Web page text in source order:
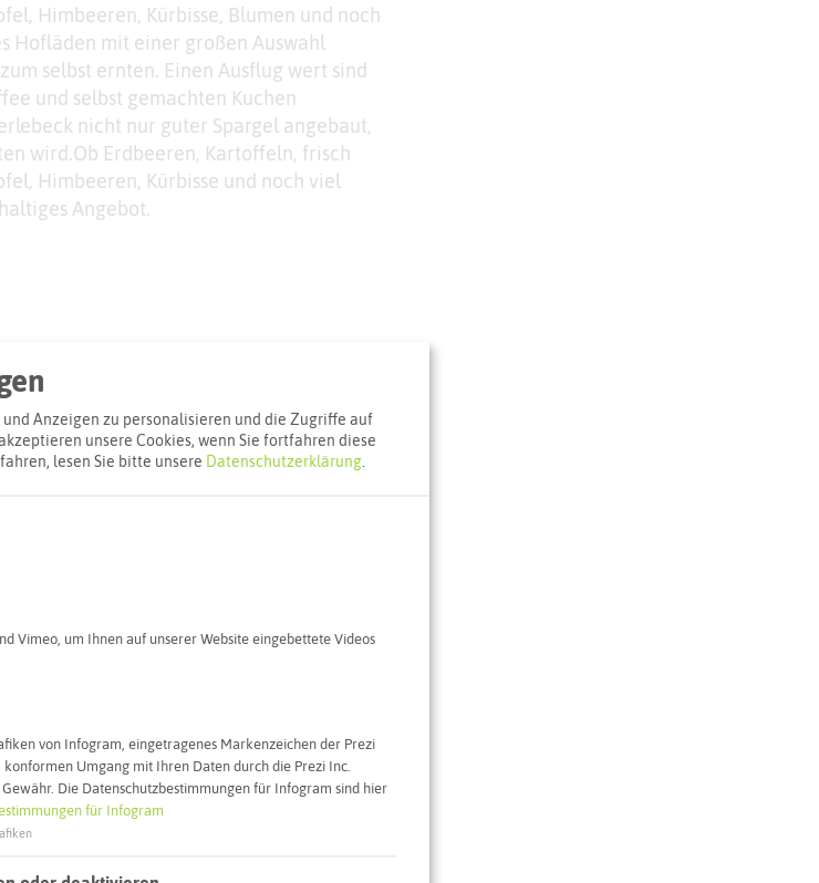
Himbeeren, Kürbisse, Blumen und noch
Hofläden mit einer großen Auswahl
selbst ernten. Einen Ausflug wert sind
und selbst gemachten Kuchen
nicht nur guter Spargel angebaut,
wird.Ob Erdbeeren, Kartoffeln, frisch
Himbeeren, Kürbisse und noch viel
Angebot.
Riedstraße
45701 Herten
Anzeigen zu personalisieren und die Zugriffe auf
unsere Cookies, wenn Sie fortfahren diese
lesen Sie bitte unsere Datenschutzerklärung.
Vimeo, um Ihnen auf unserer Website eingebettete Videos
von Infogram, eingetragenes Markenzeichen der Prezi
konformen Umgang mit Ihren Daten durch die Prezi Inc.
Die Datenschutzbestimmungen für Infogram sind hier
für Infogram